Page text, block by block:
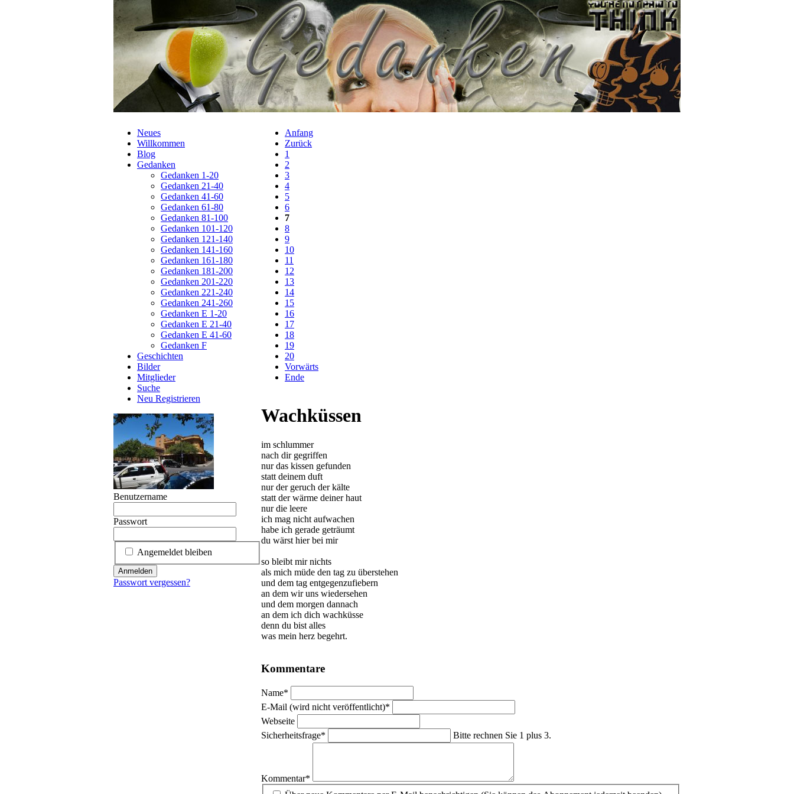
Anfang
Zurück
1
2
3
4
5
6
7
8
9
10
11
12
13
14
15
16
17
18
19
20
Vorwärts
Ende
Wachküssen
im schlummer
nach dir gegriffen
nur das kissen gefunden
statt deinem duft
nur der geruch der kälte
statt der wärme deiner haut
nur die leere
ich mag nicht aufwachen
habe ich gerade geträumt
du wärst hier bei mir
so bleibt mir nichts
als mich müde den tag zu überstehen
und dem tag entgegenzufiebern
an dem wir uns wiedersehen
und dem morgen dannach
an dem ich dich wachküsse
denn du bist alles
was mein herz begehrt.
Kommentare
Pflichtfeld
Name*
Pflichtfeld
E-Mail (wird nicht veröffentlicht)*
Webseite
Pflichtfeld
Sicherheitsfrage*
Bitte rechnen Sie 1 plus 3.
Kommentar*
überspringen
Neues
Willkommen
Blog
Gedanken
Gedanken 1-20
Gedanken 21-40
Gedanken 41-60
Gedanken 61-80
Gedanken 81-100
Gedanken 101-120
Gedanken 121-140
Gedanken 141-160
Gedanken 161-180
Gedanken 181-200
Gedanken 201-220
Gedanken 221-240
Gedanken 241-260
Gedanken E 1-20
Gedanken E 21-40
Gedanken E 41-60
Gedanken F
Geschichten
Bilder
Mitglieder
Suche
Neu Registrieren
Benutzername
Passwort
Angemeldet bleiben
Anmelden
Passwort vergessen?